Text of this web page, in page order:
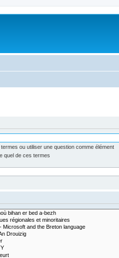
ou utiliser une question comme élément
quel de ces termes